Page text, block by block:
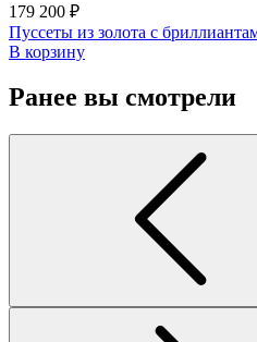
179 200 ₽
Пуссеты из золота с
В корзину
Ранее вы смотрели